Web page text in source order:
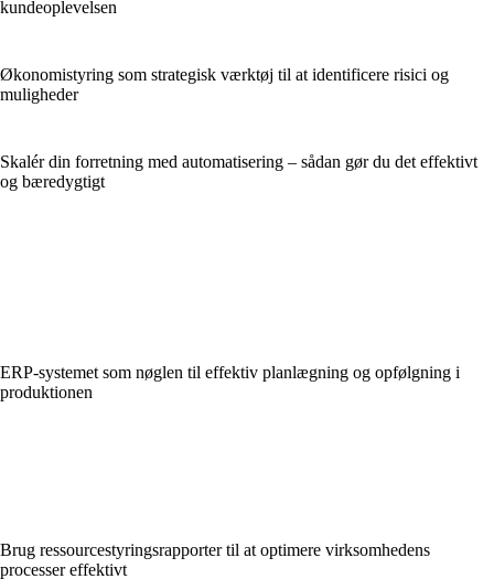
kundeoplevelsen
Økonomistyring som strategisk værktøj til at identificere risici og
muligheder
Skalér din forretning med automatisering – sådan gør du det effektivt
og bæredygtigt
ERP-systemet som nøglen til effektiv planlægning og opfølgning i
produktionen
Brug ressourcestyringsrapporter til at optimere virksomhedens
processer effektivt